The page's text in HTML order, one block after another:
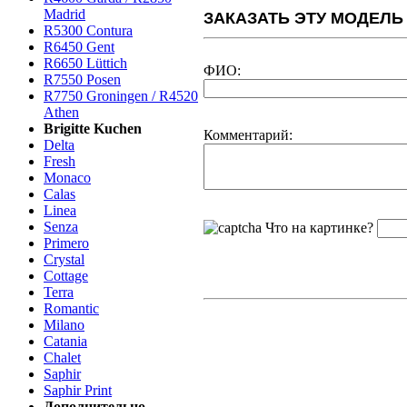
Madrid
R5300 Contura
R6450 Gent
R6650 Lüttich
R7550 Posen
R7750 Groningen / R4520
Athen
Brigitte Kuchen
Delta
Fresh
Monaco
Calas
Linea
Senza
Primero
Crystal
Cottage
Terra
Romantic
Milano
Catania
Chalet
Saphir
Saphir Print
ЗАКАЗАТЬ ЭТУ МОДЕЛЬ
ФИО:
Комментарий:
Что на картинке?